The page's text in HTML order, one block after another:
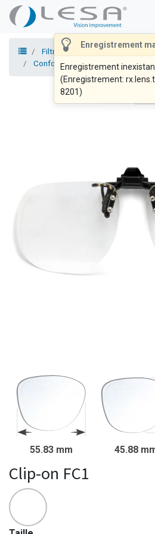
Enregistrement
Enregistrement
(Enregistrement:
8201)
Filtres - Clip-on et montures
Confort, relaxation, protection
55.83 mm 45.88
Clip-on FC1